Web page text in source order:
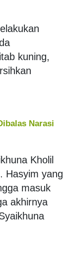
kuning,
Narasi
Kholil
Hasyim yang
masuk
akhirnya